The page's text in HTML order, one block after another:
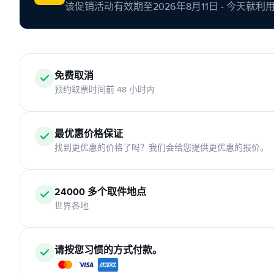
该促销活动有效期至2026年8月11日 - 今天就利用
免费取消
预约取票时间前 48 小时内
最优惠价格保证
找到更优惠的价格了吗？我们会给您提供更优惠的报价。
24000 多个取件地点
世界各地
请按您习惯的方式付款。